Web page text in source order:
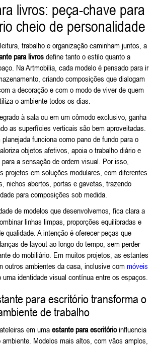
livros: peça-chave para
cheio de personalidade
trabalho e organização caminham juntos, a
para livros define tanto o estilo quanto a
Na Artmobilia, cada modelo é pensado para ir
criando composições que dialogam
a decoração e com o modo de viver de quem
o ambiente todos os dias.
à sala ou em um cômodo exclusivo, ganha
as superfícies verticais são bem aproveitadas.
funciona como pano de fundo para o
objetos afetivos, apoia o trabalho diário e
a sensação de ordem visual. Por isso,
projetos em soluções modulares, com diferentes
nichos abertos, portas e gavetas, trazendo
para composições sob medida.
de modelos que desenvolvemos, fica clara a
linhas limpas, proporções equilibradas e
qualidade. A intenção é oferecer peças que
de layout ao longo do tempo, sem perder
do mobiliário. Em muitos projetos, as estantes
outros ambientes da casa, inclusive com móveis
uma identidade visual contínua entre os espaços.
para escritório transforma o
de trabalho
em uma estante para escritórioinfluencia
Modelos mais altos, com vãos amplos,